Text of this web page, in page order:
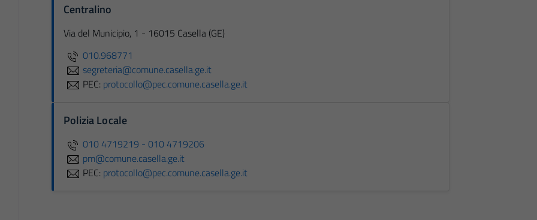
Centralino
Via del Municipio, 1 - 16015 Casella (GE)
010.968771
segreteria@comune.casella.ge.it
PEC: protocollo@pec.comune.casella.ge.it
Polizia Locale
010 4719219 - 010 4719206
pm@comune.casella.ge.it
PEC: protocollo@pec.comune.casella.ge.it